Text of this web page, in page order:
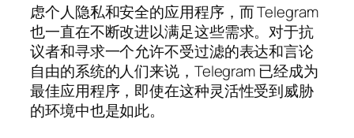
虑个人隐私和安全的应用程序，而 Telegram
也一直在不断改进以满足这些需求。对于抗
议者和寻求一个允许不受过滤的表达和言论
自由的系统的人们来说，Telegram 已经成为
最佳应用程序，即使在这种灵活性受到威胁
的环境中也是如此。